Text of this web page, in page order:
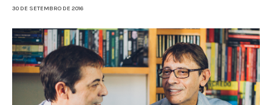
30 DE SETEMBRO DE 2016